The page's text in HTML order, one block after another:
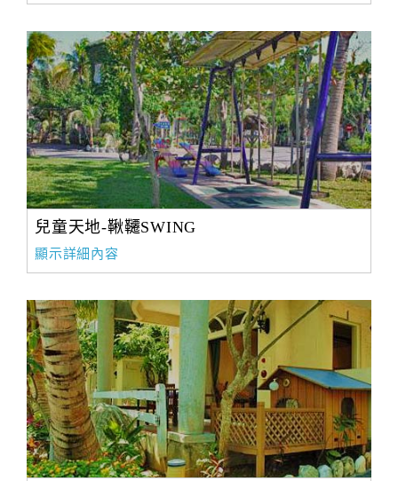
兒童天地-鞦韆SWING
顯示詳細內容